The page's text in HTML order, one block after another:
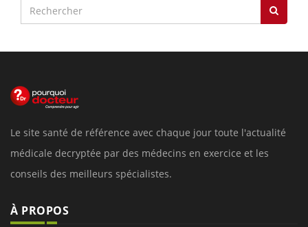
Le site santé de référence avec chaque jour toute l'actualité
médicale decryptée par des médecins en exercice et les
conseils des meilleurs spécialistes.
À PROPOS